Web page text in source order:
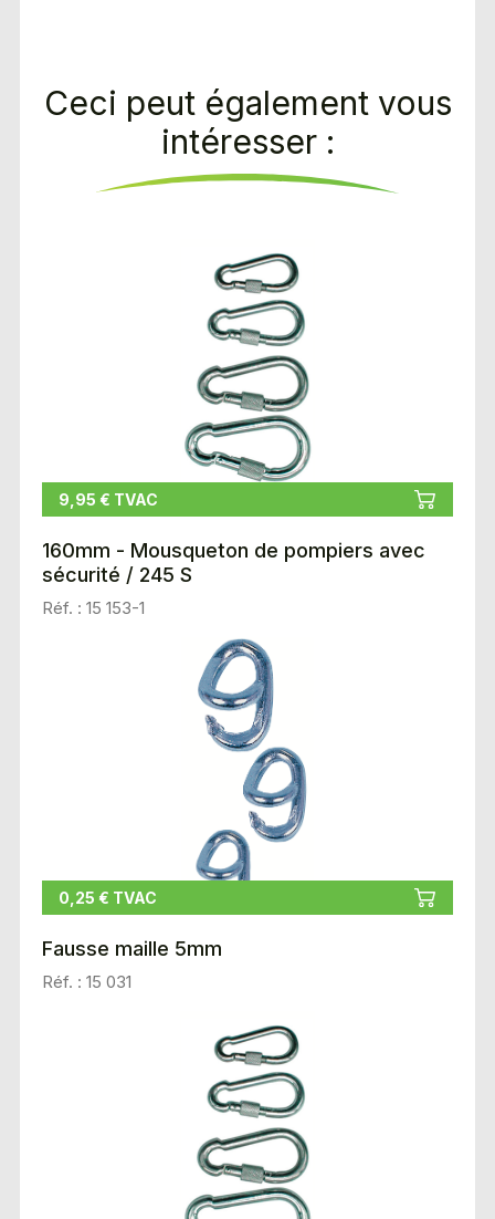
Ceci peut également vous
intéresser :
9,95 € TVAC
160mm - Mousqueton de pompiers avec
sécurité / 245 S
Réf. : 15 153-1
0,25 € TVAC
Fausse maille 5mm
Réf. : 15 031